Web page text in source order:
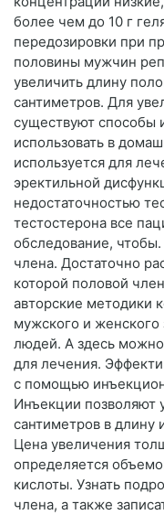
более чем до 10 г
передозировки при
половины мужчин
увеличить длину
сантиметров. Для
существуют способы
использовать в
используется для
эректильной
недостаточностью
тестостерона все
обследование, чтобы.
члена. Достаточно
которой половой
авторские методики
мужского и
людей. А здесь можно
для лечения.
с помощью
Инъекции позволяют
сантиметров в длину
Цена увеличения
определяется
кислоты. Узнать
члена, а также